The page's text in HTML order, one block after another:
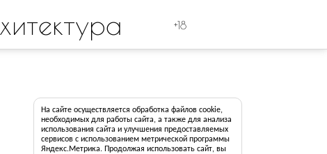
+18
На сайте осуществляется обработка файлов cookie,
необходимых для работы сайта, а также для анализа
использования сайта и улучшения предоставляемых
сервисов с использованием метрической программы
Яндекс.Метрика. Продолжая использовать сайт, вы